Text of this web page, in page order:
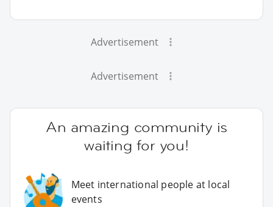
Advertisement
Advertisement
An amazing community is
waiting for you!
Meet international people at local
events